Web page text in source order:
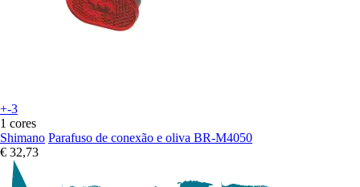
+-3
1 cores
Shimano Parafuso de conexão e oliva BR-M4050
€ 32,73